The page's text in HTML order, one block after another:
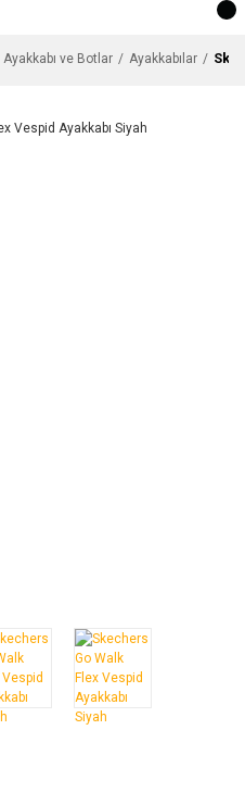
Ayakkabı ve Botlar Ayakkabılar